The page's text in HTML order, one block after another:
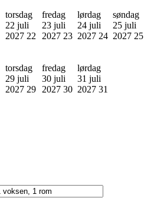
torsdag
22 juli
2027 22
fredag
23 juli
2027 23
lørdag
24 juli
2027 24
søndag
25 juli
2027 25
torsdag
29 juli
2027 29
fredag
30 juli
2027 30
lørdag
31 juli
2027 31